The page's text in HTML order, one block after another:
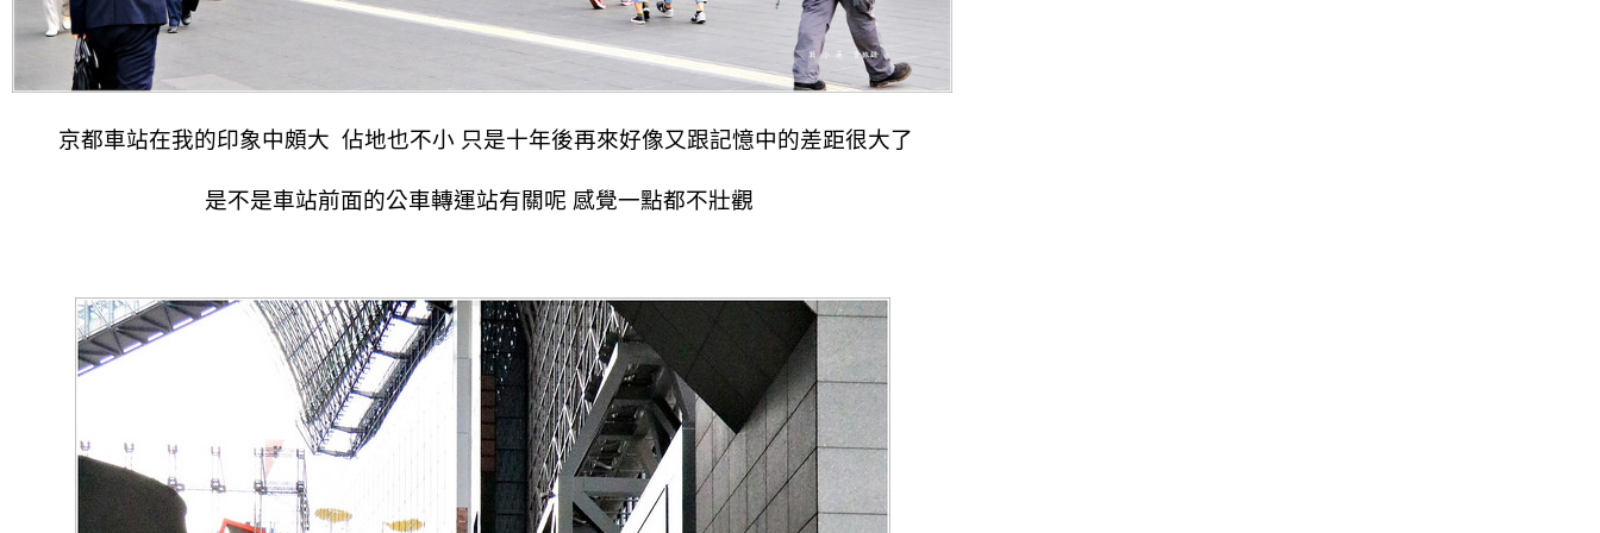
京都車站在我的印象中頗大 佔地也不小 只是十年後再來好像又跟記憶中的差距很大了
是不是車站前面的公車轉運站有關呢 感覺一點都不壯觀